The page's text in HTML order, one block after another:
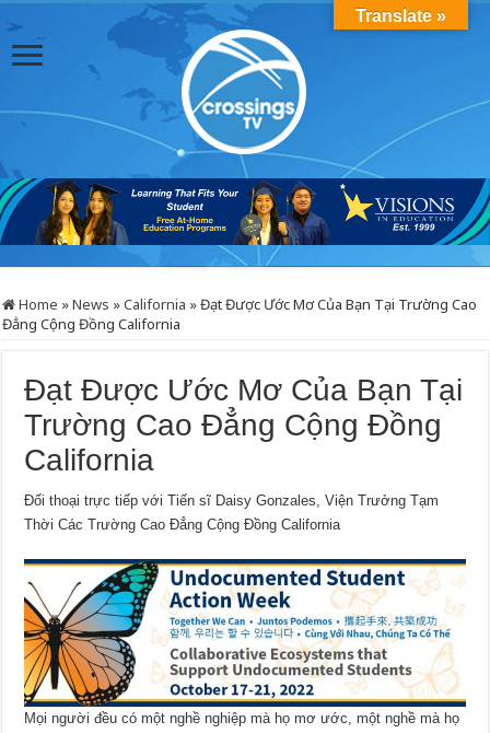
Home »News »California »Đạt Được Ước Mơ Của Bạn Tại Trường Cao
Đẳng Cộng Đồng California
Đạt Được Ước Mơ Của Bạn Tại
Trường Cao Đẳng Cộng Đồng
California
Đối thoại trực tiếp với Tiến sĩ Daisy Gonzales, Viện Trưởng Tạm
Thời Các Trường Cao Đẳng Cộng Đồng California
Mọi người đều có một nghề nghiệp mà họ mơ ước, một nghề mà họ
Translate »